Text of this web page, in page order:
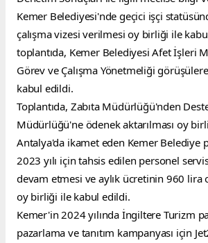
Kemer Belediyesi'nde geçici işçi
çalışma vizesi verilmesi oy birliği ile
toplantıda, Kemer Belediyesi Afet İşleri
Görev ve Çalışma Yönetmeliği
kabul edildi.
Toplantıda, Zabıta Müdürlüğü'nden
Müdürlüğü'ne ödenek aktarılması oy
Antalya'da ikamet eden Kemer Belediye
2023 yılı için tahsis edilen personel
devam etmesi ve aylık ücretinin 960 lira
oy birliği ile kabul edildi.
Kemer'in 2024 yılında İngiltere Turizm
pazarlama ve tanıtım kampanyası için